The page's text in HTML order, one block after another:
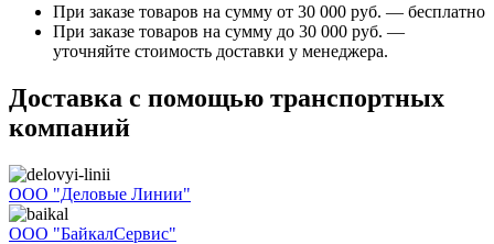
При заказе товаров на сумму от 30 000 руб. — бесплатно
При заказе товаров на сумму до 30 000 руб. —
уточняйте стоимость доставки у менеджера.
Доставка с помощью транспортных
компаний
ООО "Деловые Линии"
ООО "БайкалСервис"